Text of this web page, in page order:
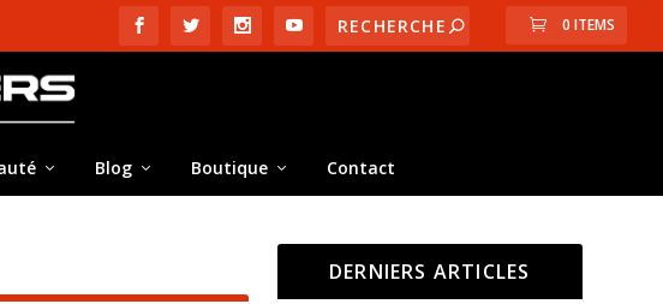
0 ITEMS
Blog Boutique Contact
DERNIERS ARTICLES